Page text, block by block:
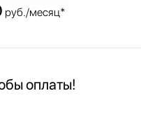
руб./месяц*
оплаты!